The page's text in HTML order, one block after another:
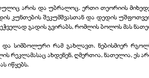
არის და უბრალოც. ერთი თეორიის
კუნთების შეკუმშვასთან და დედის
გადის გვირაბს, რომლის ბოლოს მას
და სიმბოლური რამ გახლავთ. ნებისმიერ
რეკლამასაც ახდენენ, ღმერთია, ნათელია, ეს
იწყებს.